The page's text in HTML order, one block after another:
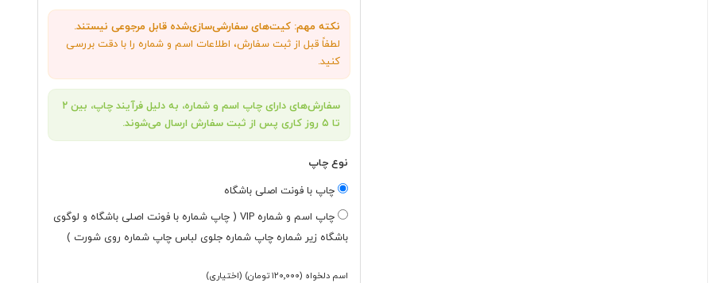
نکته مهم: کیت‌های سفارشی‌سازی‌شده قابل مرجوعی نیستند.
لطفاً قبل از ثبت سفارش، اطلاعات اسم و شماره را با دقت بررسی
کنید.
سفارش‌های دارای چاپ اسم و شماره، به دلیل فرآیند چاپ، بین ۲
تا ۵ روز کاری پس از ثبت سفارش ارسال می‌شوند.
نوع چاپ
چاپ با فونت اصلی باشگاه
چاپ اسم و شماره VIP ( چاپ شماره با فونت اصلی باشگاه و لوگوی
باشگاه زیر شماره چاپ شماره جلوی لباس چاپ شماره روی شورت )
اسم دلخواه (۱۲۰٬۰۰۰ تومان) (اختیاری)